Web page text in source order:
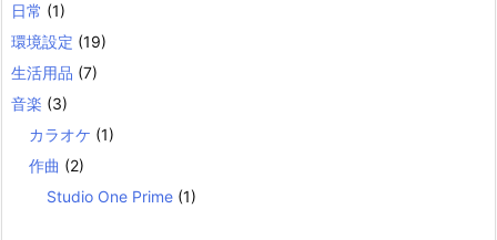
日常 (1)
環境設定 (19)
生活用品 (7)
音楽 (3)
カラオケ (1)
作曲 (2)
Studio One Prime (1)